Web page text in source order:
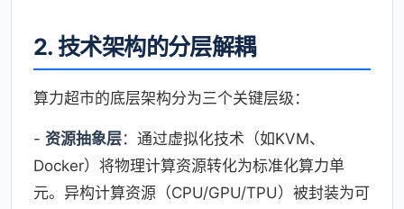
2. 技术架构的分层解耦
算力超市的底层架构分为三个关键层级：
- 资源抽象层：通过虚拟化技术（如KVM、
Docker）将物理计算资源转化为标准化算力单
元。异构计算资源（CPU/GPU/TPU）被封装为可